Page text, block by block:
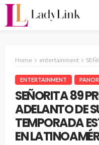
Home entertainment SEÑORITA
ENTERTAINMENT
SEÑORITA 89
ADELANTO DE
TEMPORADA
EN